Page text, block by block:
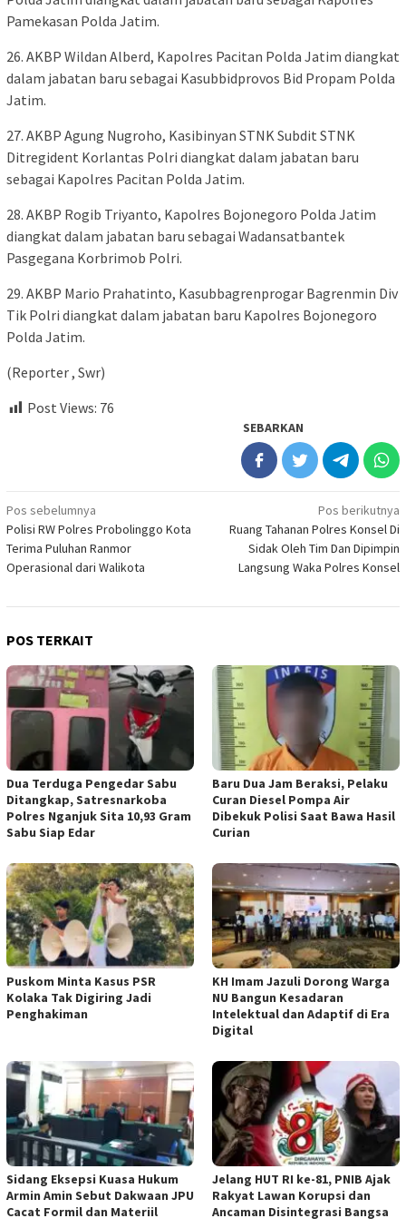
Pamekasan Polda Jatim.
26. AKBP Wildan Alberd, Kapolres Pacitan Polda Jatim diangkat
dalam jabatan baru sebagai Kasubbidprovos Bid Propam Polda
Jatim.
27. AKBP Agung Nugroho, Kasibinyan STNK Subdit STNK
Ditregident Korlantas Polri diangkat dalam jabatan baru
sebagai Kapolres Pacitan Polda Jatim.
28. AKBP Rogib Triyanto, Kapolres Bojonegoro Polda Jatim
diangkat dalam jabatan baru sebagai Wadansatbantek
Pasgegana Korbrimob Polri.
29. AKBP Mario Prahatinto, Kasubbagrenprogar Bagrenmin Div
Tik Polri diangkat dalam jabatan baru Kapolres Bojonegoro
Polda Jatim.
(Reporter , Swr)
Post Views: 76
SEBARKAN
Navigasi
pos
Pos sebelumnya
Polisi RW Polres Probolinggo Kota
Terima Puluhan Ranmor
Operasional dari Walikota
Pos berikutnya
Ruang Tahanan Polres Konsel Di
Sidak Oleh Tim Dan Dipimpin
Langsung Waka Polres Konsel
POS TERKAIT
Dua Terduga Pengedar Sabu
Ditangkap, Satresnarkoba
Polres Nganjuk Sita 10,93 Gram
Sabu Siap Edar
Baru Dua Jam Beraksi, Pelaku
Curan Diesel Pompa Air
Dibekuk Polisi Saat Bawa Hasil
Curian
‎Puskom Minta Kasus PSR
Kolaka Tak Digiring Jadi
Penghakiman
KH Imam Jazuli Dorong Warga
NU Bangun Kesadaran
Intelektual dan Adaptif di Era
Digital
‎Sidang Eksepsi Kuasa Hukum
Armin Amin Sebut Dakwaan JPU
Cacat Formil dan Materiil
Jelang HUT RI ke-81, PNIB Ajak
Rakyat Lawan Korupsi dan
Ancaman Disintegrasi Bangsa